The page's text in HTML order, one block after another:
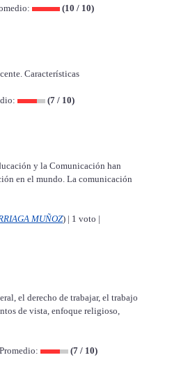
(10 / 10)
Características
(7 / 10)
y la Comunicación han
en el mundo. La comunicación
MUÑOZ) | 1 voto |
el derecho de trabajar, el trabajo
de vista, enfoque religioso,
(7 / 10)